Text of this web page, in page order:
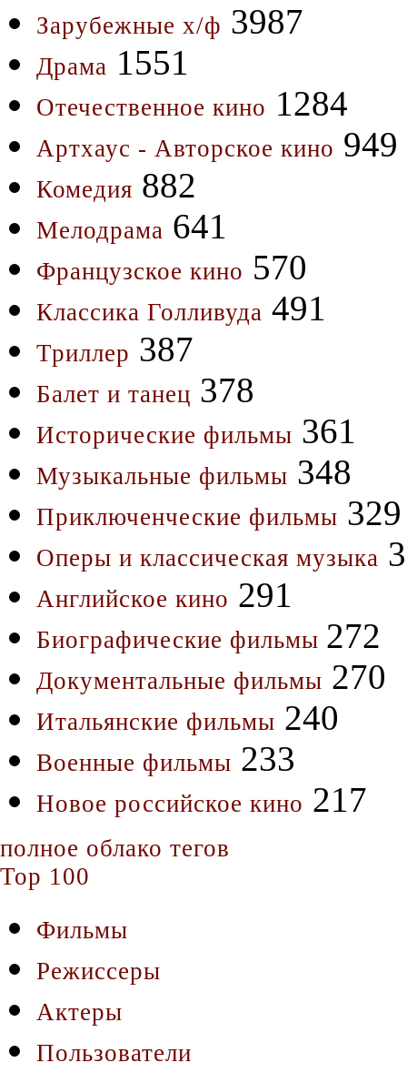
Зарубежные х/ф 3987
Драма 1551
Отечественное кино 1284
Артхаус - Авторское кино 949
Комедия 882
Мелодрама 641
Французское кино 570
Классика Голливуда 491
Триллер 387
Балет и танец 378
Исторические фильмы 361
Музыкальные фильмы 348
Приключенческие фильмы 329
Оперы и классическая музыка
Английское кино 291
Биографические фильмы 272
Документальные фильмы 270
Итальянские фильмы 240
Военные фильмы 233
Новое российское кино 217
полное облако тегов
Top 100
Фильмы
Режиссеры
Актеры
Пользователи